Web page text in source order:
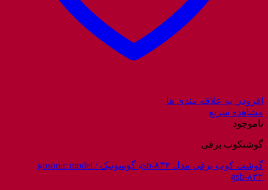
افزودن به علاقه مندی ها
مشاهده سریع
ناموجود
گوشتکوب برقی
گوشت کوب برقی مدل gsb-۸۳۲ گوسونیک / gosonic model
gsb-۸۳۲